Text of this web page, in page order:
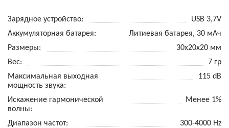
Зарядное устройство
USB 3,7V
Аккумуляторная батарея
Литиевая батарея, 30 мАч
Размеры
30х20х20 мм
Вес
7 гр
Максимальная выходная
мощность звука
115 dB
Искажение гармонической
волны
Менее 1%
Диапазон частот
300-4000 Hz